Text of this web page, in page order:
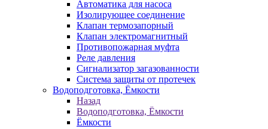
Автоматика для насоса
Изолирующее соединение
Клапан термозапорный
Клапан электромагнитный
Противопожарная муфта
Реле давления
Сигнализатор загазованности
Система защиты от протечек
Водоподготовка, Ёмкости
Назад
Водоподготовка, Ёмкости
Ёмкости